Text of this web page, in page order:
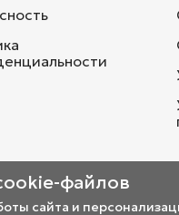
файлов
сайта и